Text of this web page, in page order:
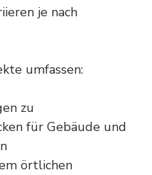
je nach
umfassen:
zu
für Gebäude und
örtlichen